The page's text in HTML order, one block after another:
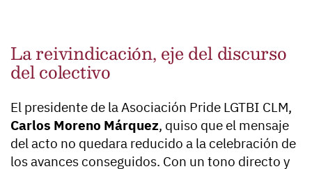
La reivindicación, eje del discurso
del colectivo
El presidente de la Asociación Pride LGTBI CLM,
Carlos Moreno Márquez, quiso que el mensaje
del acto no quedara reducido a la celebración de
los avances conseguidos. Con un tono directo y